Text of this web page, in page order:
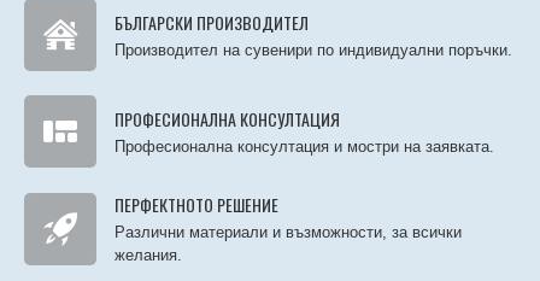
БЪЛГАРСКИ ПРОИЗВОДИТЕЛ
Производител на сувенири по индивидуални поръчки.
ПРОФЕСИОНАЛНА КОНСУЛТАЦИЯ
Професионална консултация и мостри на заявката.
ПЕРФЕКТНОТО РЕШЕНИЕ
Различни материали и възможности, за всички
желания.